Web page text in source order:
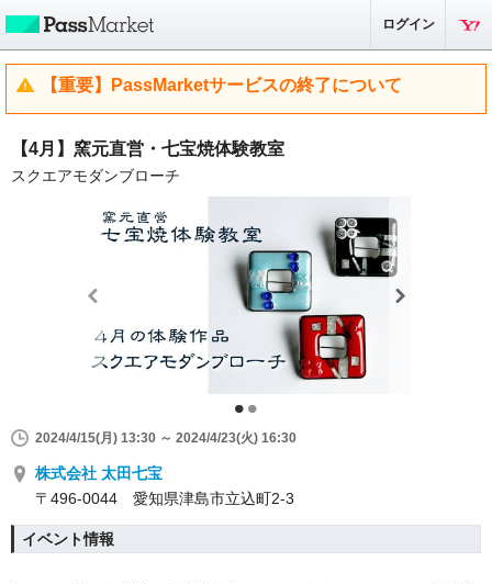
ログイン
【重要】PassMarketサービスの終了について
【4月】窯元直営・七宝焼体験教室
スクエアモダンブローチ
2024/4/15(月) 13:30 ～ 2024/4/23(火) 16:30
株式会社 太田七宝
〒496-0044 愛知県津島市立込町2-3
イベント情報